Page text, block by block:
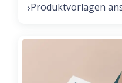
›Produktvorlagen